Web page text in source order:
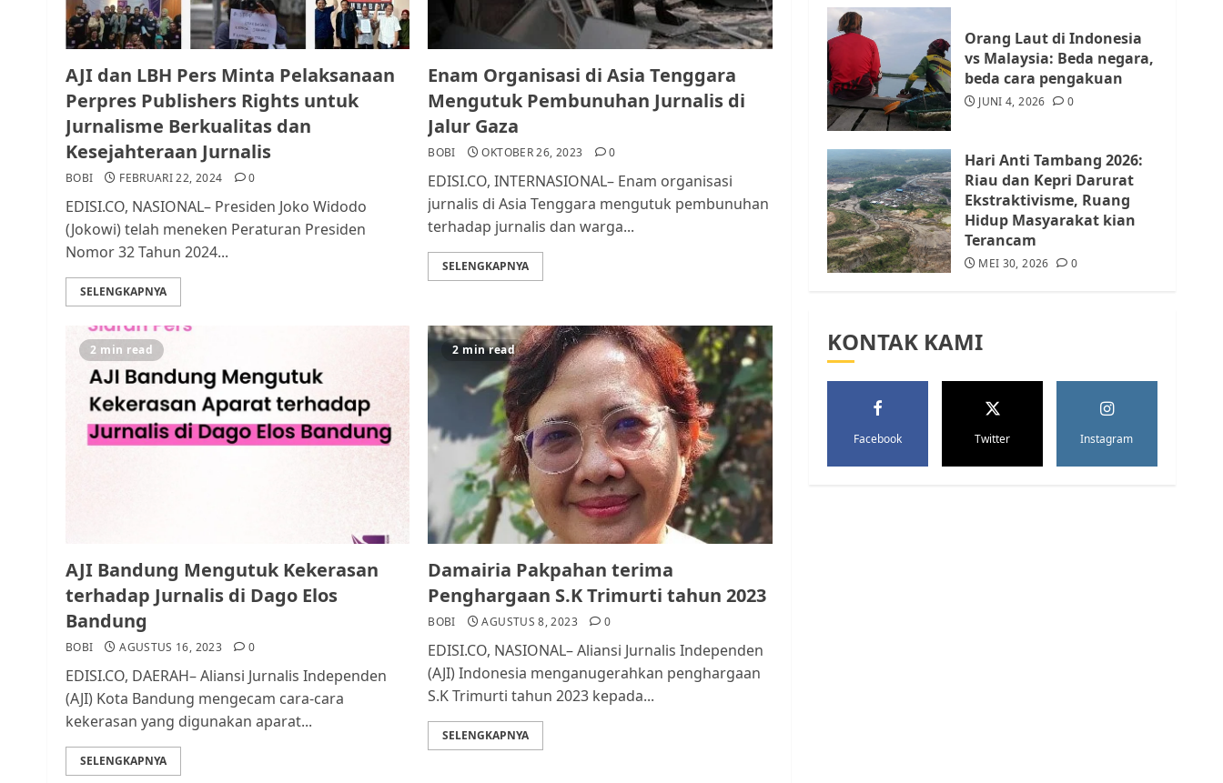
AJI dan LBH Pers Minta Pelaksanaan
Perpres Publishers Rights untuk
Jurnalisme Berkualitas dan
Kesejahteraan Jurnalis
BOBI FEBRUARI 22, 2024 0
EDISI.CO, NASIONAL– Presiden Joko Widodo
(Jokowi) telah meneken Peraturan Presiden
Nomor 32 Tahun 2024...
SELENGKAPNYA
Enam Organisasi di Asia Tenggara
Mengutuk Pembunuhan Jurnalis di
Jalur Gaza
BOBI OKTOBER 26, 2023 0
EDISI.CO, INTERNASIONAL– Enam organisasi
jurnalis di Asia Tenggara mengutuk pembunuhan
terhadap jurnalis dan warga...
SELENGKAPNYA
2 min read
AJI Bandung Mengutuk Kekerasan
terhadap Jurnalis di Dago Elos
Bandung
BOBI AGUSTUS 16, 2023 0
EDISI.CO, DAERAH– Aliansi Jurnalis Independen
(AJI) Kota Bandung mengecam cara-cara
kekerasan yang digunakan aparat...
SELENGKAPNYA
2 min read
Damairia Pakpahan terima
Penghargaan S.K Trimurti tahun 2023
BOBI AGUSTUS 8, 2023 0
EDISI.CO, NASIONAL– Aliansi Jurnalis Independen
(AJI) Indonesia menganugerahkan penghargaan
S.K Trimurti tahun 2023 kepada...
SELENGKAPNYA
5
Tim Advokasi Desak BP
Batam Berhenti
Merampas Tanah Warga
Rempang
Orang Laut di Indonesia
vs Malaysia: Beda negara,
beda cara pengakuan
JUNI 4, 2026 0
Hari Anti Tambang 2026:
Riau dan Kepri Darurat
Ekstraktivisme, Ruang
Hidup Masyarakat kian
Terancam
MEI 30, 2026 0
KONTAK KAMI
Facebook Twitter Instagram